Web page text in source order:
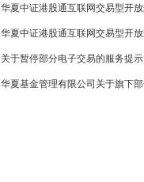
关于暂停部分电子交易的服务提示